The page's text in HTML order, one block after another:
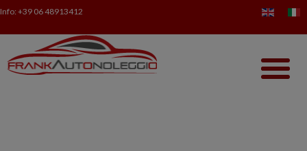
Info: +39 06 48913412